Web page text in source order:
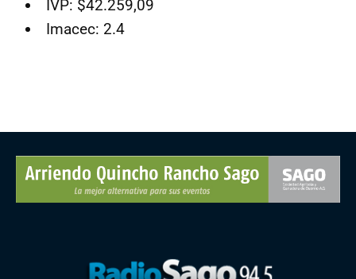
IVP: $42.259,09
Imacec: 2.4